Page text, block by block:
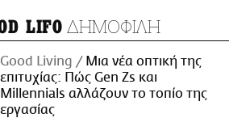
LIFO ΔΗΜΟΦΙΛΗ
Good Living
Μια νέα οπτική της
επιτυχίας: Πώς Gen Zs και
Millennials αλλάζουν το τοπίο της
εργασίας